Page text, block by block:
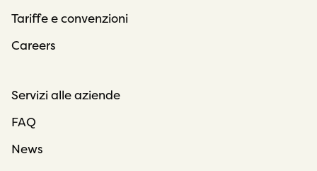
Tariffe e convenzioni
Careers
Servizi alle aziende
FAQ
News